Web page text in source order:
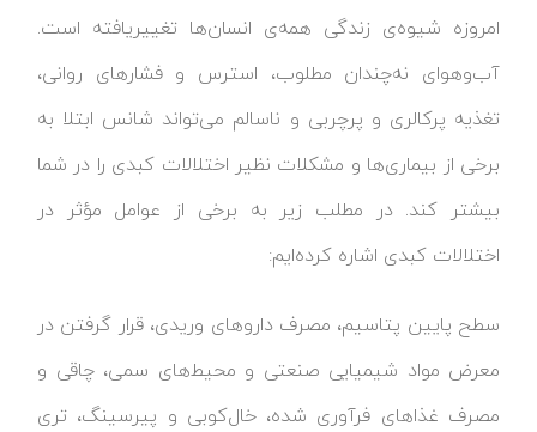
امروزه شیوه‌ی زندگی همه‌ی انسان‌ها تغییریافته است.
آب‌وهوای نه‌چندان مطلوب، استرس و فشار‌های روانی،
تغذیه پرکالری و پرچربی و ناسالم می‌تواند شانس ابتلا به
برخی از بیماری‌ها و مشکلات نظیر اختلالات کبدی را در شما
بیشتر کند. در مطلب زیر به برخی از عوامل مؤثر در
اختلالات کبدی اشاره کرده‌ایم:
سطح پایین پتاسیم، مصرف داروهای وریدی، قرار گرفتن در
معرض مواد شیمیایی صنعتی و محیط‌های سمی، چاقی و
مصرف غذاهای فرآوری شده، خال‌کوبی و پیرسینگ، تری